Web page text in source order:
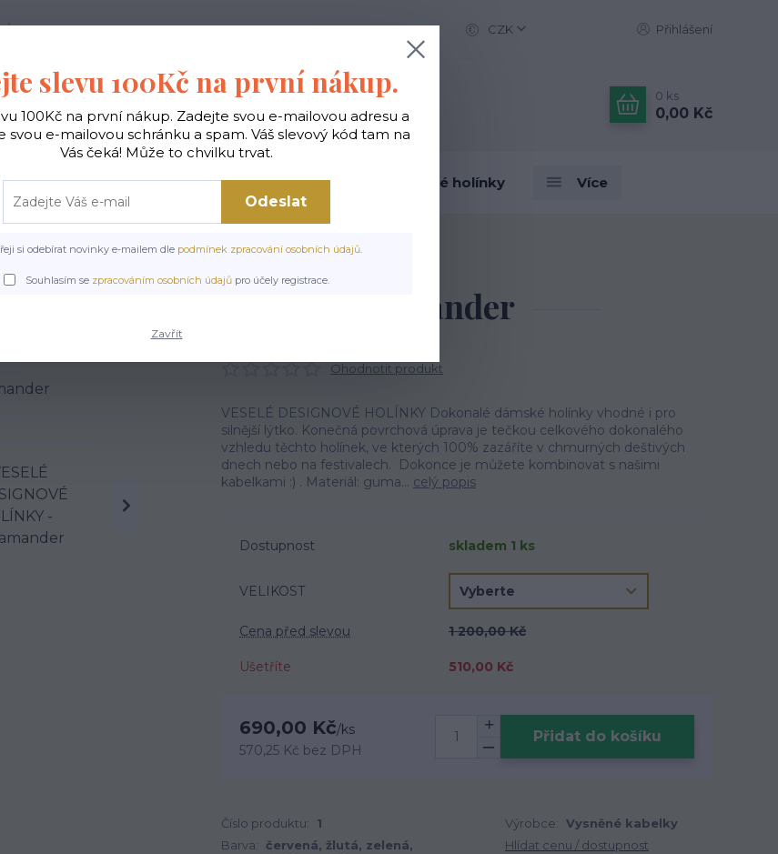
JAK NAKUPOVAT KONTAKTY CZK Přihlášení
0 ks
0,00 Kč
Vaky na záda Polštáře Doplňky Designové holínky Více
POSLEDNÍ KUSY VESELÉ DESIGNOVÉ HOLÍNKY - Salamander
HOLÍNKY - Salamander
Ohodnotit produkt
VESELÉ DESIGNOVÉ HOLÍNKY Dokonalé dámské holínky vhodné i pro
silnější lýtko. Konečná povrchová úprava je tečkou celkového dokonalého
vzhledu těchto holínek, ve kterých 100% zazáříte v chmurných deštivých
dnech nebo na festivalech. Dokonce je můžete kombinovat s našimi
kabelkami :) . Materiál: guma... celý popis
Dostupnost skladem 1 ks
VELIKOST
Cena před slevou 1 200,00 Kč
Ušetříte 510,00 Kč
690,00 Kč/ks
570,25 Kč bez DPH
Přidat do košíku
Číslo produktu: 1 Výrobce: Vysněné kabelky
Barva:
červená, žlutá, zelená,
Hlídat cenu / dostupnost
slevu 100Kč na první nákup.
100Kč na první nákup. Zadejte svou e-mailovou adresu a
svou e-mailovou schránku a spam. Váš slevový kód tam na
Vás čeká! Může to chvilku trvat.
Odeslat
si odebírat novinky e-mailem dle podmínek zpracování osobních údajů.
Souhlasím se zpracováním osobních údajů pro účely registrace.
Zavřít